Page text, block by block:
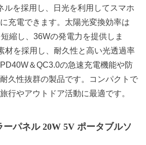
ルを採用し、日光を利用してスマホ
充電できます。太陽光変換効率は
縮し、36Wの発電力を提供しま
材を採用し、耐久性と高い光透過率
＆QC3.0の急速充電機能や防
久性抜群の製品です。コンパクトで
行やアウトドア活動に最適です。
ーパネル 20W 5V ポータブルソ